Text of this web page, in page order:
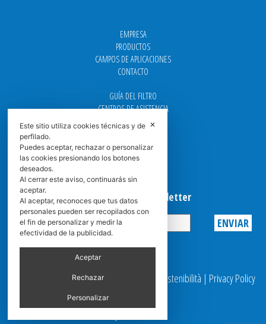
EMPRESA
PRODUCTOS
CAMPOS DE APLICACIONES
CONTACTO
GUÍA DEL FILTRO
CENTROS DE ASISTENCIA
DOWNLOAD
NEWS
FAQ
CARRERA
Suscribirse a la Newsletter
Privacy
© 2025 Spasciani |Codice Etico Report Sostenibilità | Privacy Policy
✕
Este sitio utiliza cookies técnicas y de
perfilado.
Puedes aceptar, rechazar o personalizar
las cookies presionando los botones
deseados.
Al cerrar este aviso, continuarás sin
aceptar.
Al aceptar, reconoces que tus datos
personales pueden ser recopilados con
el fin de personalizar y medir la
efectividad de la publicidad.
Aceptar
Rechazar
Personalizar